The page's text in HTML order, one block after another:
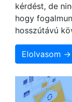
kérdést, de
hogy
hosszútávú
Elolvasom →